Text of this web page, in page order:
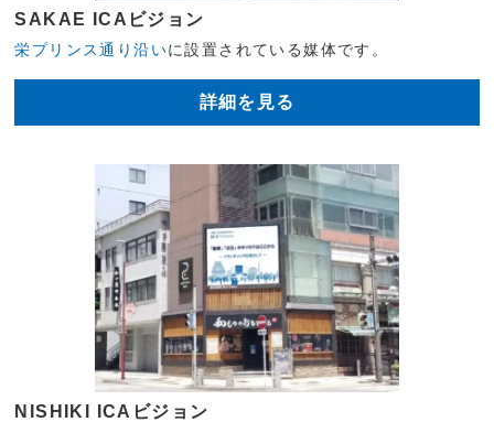
SAKAE ICAビジョン
栄プリンス通り沿いに設置されている媒体です。
詳細を見る
NISHIKI ICAビジョン